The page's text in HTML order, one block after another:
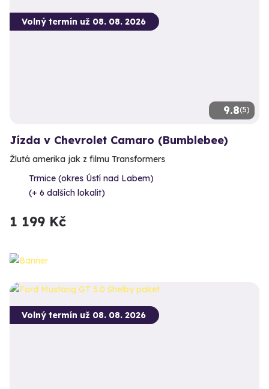
9.8(5)
Volný termín už 08. 08. 2026
Jízda v Chevrolet Camaro (Bumblebee)
Žlutá amerika jak z filmu Transformers
Trmice (okres Ústí nad Labem)
(+ 6 dalších lokalit)
1 199 Kč
Volný termín už 08. 08. 2026